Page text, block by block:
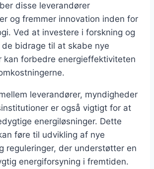
disse leverandører
og fremmer innovation inden for
Ved at investere i forskning og
bidrage til at skabe nye
kan forbedre energieffektiviteten
leverandører, myndigheder
er også vigtigt for at
energiløsninger. Dette
føre til udvikling af nye
reguleringer, der understøtter en
energiforsyning i fremtiden.